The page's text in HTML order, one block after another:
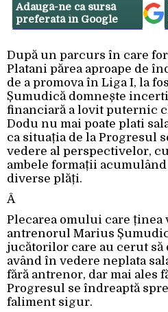
Adaugă-ne ca sursă
preferată în Google
După un parcurs în care
Platani părea aproape de
de a promova în Liga I, la
Șumudică domnește
financiară a lovit puternic
Dodu nu mai poate plati
ca situația de la Progresul
vedere al perspectivelor, cu
ambele formații
diverse plăți.
Â
Plecarea omului care ținea
antrenorul Marius
jucătorilor care au cerut
având în vedere neplata
fără antrenor, dar mai ales
Progresul se îndreaptă
faliment sigur.